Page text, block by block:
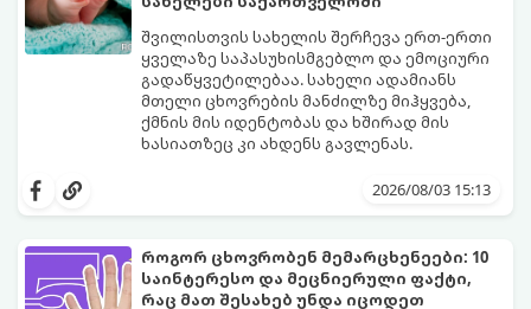
შვილისთვის სახელის შერჩევა ერთ-ერთი
ყველაზე საპასუხისმგებლო და ემოციური
გადაწყვეტილებაა. სახელი ადამიანს
მთელი ცხოვრების მანძილზე მიჰყვება,
ქმნის მის იდენტობას და ხშირად მის
ხასიათზეც კი ახდენს გავლენას.
საგრძნობლად შეიცვალა: ტრადიციულ და
ჟღერად და თანამედროვე სახელებს.
2026/08/03 15:13
როგორ ცხოვრობენ მემარცხენეები: 10
საინტერესო და მეცნიერული ფაქტი,
რაც მათ შესახებ უნდა იცოდეთ